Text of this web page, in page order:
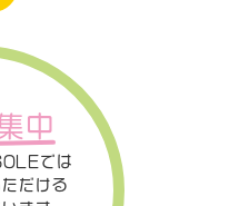
中
では
だける